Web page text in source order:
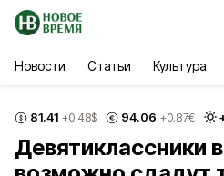
Новости Статьи Культура
81.41 +0.48$ 94.06 +0.87€
Девятиклассники